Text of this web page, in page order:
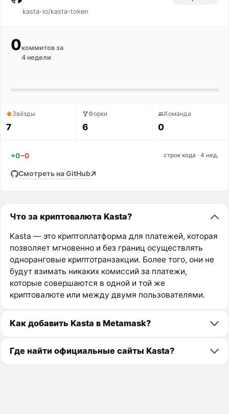
kasta-io/kasta-token
0коммитов за
4 недели
Звёзды
7
Форки
6
Команда
0
+0−0 строк кода · 4 нед.
Смотреть на GitHub
Что за криптовалюта Kasta?
Kasta — это криптоплатформа для платежей, которая
позволяет мгновенно и без границ осуществлять
одноранговые криптотранзакции. Более того, они не
будут взимать никаких комиссий за платежи,
которые совершаются в одной и той же
криптовалюте или между двумя пользователями.
Как добавить Kasta в Metamask?
Где найти официальные сайты Kasta?